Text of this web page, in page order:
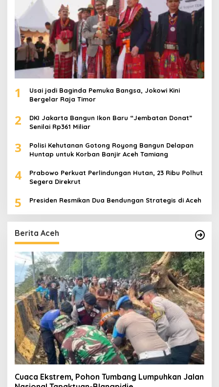
1
Usai jadi Baginda Pemuka Bangsa, Jokowi Kini
Bergelar Raja Timor
2
DKI Jakarta Bangun Ikon Baru “Jembatan Donat”
Senilai Rp361 Miliar
3
Polisi Kehutanan Gotong Royong Bangun Delapan
Huntap untuk Korban Banjir Aceh Tamiang
4
Prabowo Perkuat Perlindungan Hutan, 23 Ribu Polhut
Segera Direkrut
5 Presiden Resmikan Dua Bendungan Strategis di Aceh
Berita Aceh
Cuaca Ekstrem, Pohon Tumbang Lumpuhkan Jalan